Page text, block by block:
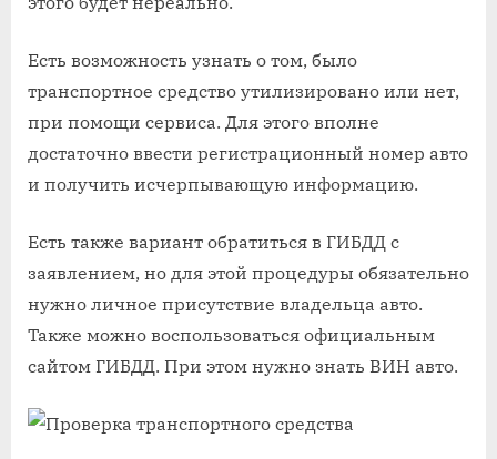
Есть возможность узнать о том, было
транспортное средство утилизировано или нет,
при помощи сервиса. Для этого вполне
достаточно ввести регистрационный номер авто
и получить исчерпывающую информацию.
Есть также вариант обратиться в ГИБДД с
заявлением, но для этой процедуры обязательно
нужно личное присутствие владельца авто.
Также можно воспользоваться официальным
сайтом ГИБДД. При этом нужно знать ВИН авто.